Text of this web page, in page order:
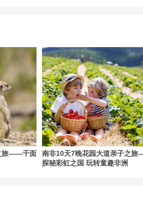
旅——千面
南非10天7晚花园大道亲子之
探秘彩虹之国 玩转童趣非洲